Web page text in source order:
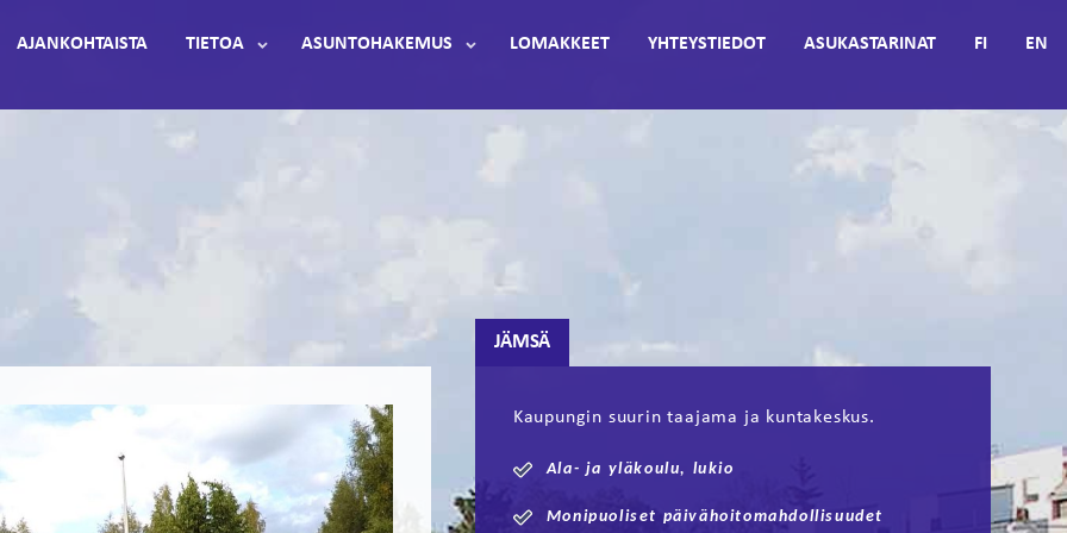
AJANKOHTAISTA TIETOA ASUNTOHAKEMUS LOMAKKEET YHTEYSTIEDOT ASUKASTARINAT FI EN
JÄMSÄ
Kaupungin suurin taajama ja kuntakeskus.
Ala- ja yläkoulu, lukio
Monipuoliset päivähoitomahdollisuudet